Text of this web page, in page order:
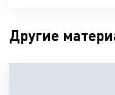
Другие